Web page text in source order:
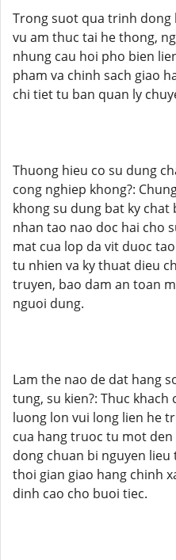
Trong suot qua trinh dong
vu am thuc tai he thong,
nhung cau hoi pho bien
pham va chinh sach giao
chi tiet tu ban quan ly
Thuong hieu co su dung
cong nghiep khong?:
khong su dung bat ky
nhan tao nao doc hai cho
mat cua lop da vit duoc
tu nhien va ky thuat dieu
truyen, bao dam an toan
nguoi dung.
Lam the nao de dat hang
tung, su kien?: Thuc
luong lon vui long lien he
cua hang truoc tu mot
dong chuan bi nguyen
thoi gian giao hang chinh
dinh cao cho buoi tiec.